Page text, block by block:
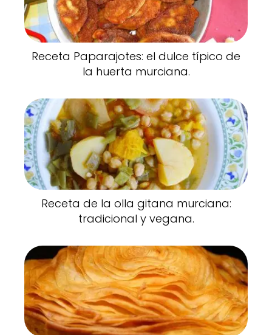
Receta Paparajotes: el dulce típico de
la huerta murciana.
Receta de la olla gitana murciana:
tradicional y vegana.